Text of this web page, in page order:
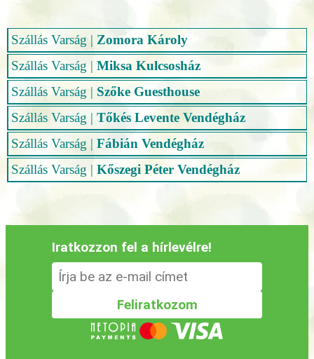
Szállás Varság | Zomora Károly
Szállás Varság | Miksa Kulcsosház
Szállás Varság | Szőke Guesthouse
Szállás Varság | Tőkés Levente Vendégház
Szállás Varság | Fábián Vendégház
Szállás Varság | Kőszegi Péter Vendégház
Iratkozzon fel a hírlevélre!